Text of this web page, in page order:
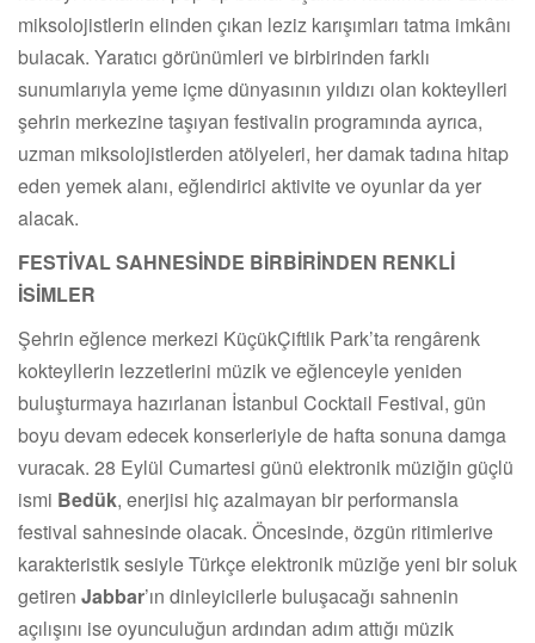
miksolojistlerin elinden çıkan leziz karışımları tatma imkânı
bulacak. Yaratıcı görünümleri ve birbirinden farklı
sunumlarıyla yeme içme dünyasının yıldızı olan kokteylleri
şehrin merkezine taşıyan festivalin programında ayrıca,
uzman miksolojistlerden atölyeleri, her damak tadına hitap
eden yemek alanı, eğlendirici aktivite ve oyunlar da yer
alacak.
FESTİVAL SAHNESİNDE BİRBİRİNDEN RENKLİ
İSİMLER
Şehrin eğlence merkezi KüçükÇiftlik Park’ta rengârenk
kokteyllerin lezzetlerini müzik ve eğlenceyle yeniden
buluşturmaya hazırlanan İstanbul Cocktail Festival, gün
boyu devam edecek konserleriyle de hafta sonuna damga
vuracak. 28 Eylül Cumartesi günü elektronik müziğin güçlü
ismi Bedük, enerjisi hiç azalmayan bir performansla
festival sahnesinde olacak. Öncesinde, özgün ritimlerive
karakteristik sesiyle Türkçe elektronik müziğe yeni bir soluk
getiren Jabbar’ın dinleyicilerle buluşacağı sahnenin
açılışını ise oyunculuğun ardından adım attığı müzik